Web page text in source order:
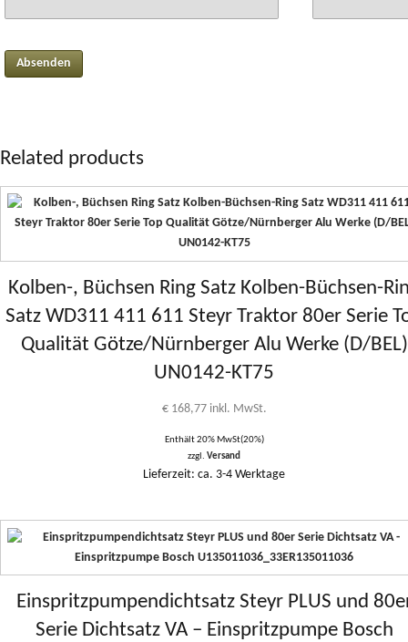
Related products
Kolben-, Büchsen Ring Satz Kolben-Büchsen-
Satz WD311 411 611 Steyr Traktor 80er Serie
Qualität Götze/Nürnberger Alu Werke (D/BEL)
UN0142-KT75
€168,77 inkl. MwSt.
Enthält 20% MwSt(20%)
zzgl.Versand
Lieferzeit: ca. 3-4 Werktage
Einspritzpumpendichtsatz Steyr PLUS und
Serie Dichtsatz VA – Einspritzpumpe Bosch